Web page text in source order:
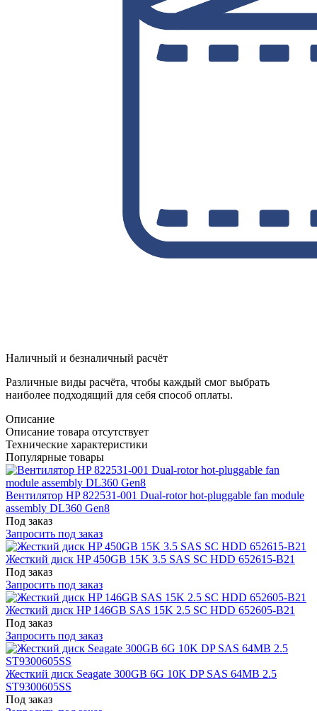
Наличный и безналичный расчёт
Различные виды расчёта, чтобы каждый смог выбрать
наиболее подходящий для себя способ оплаты.
Описание
Описание товара отсутствует
Технические характеристики
Популярные товары
Вентилятор HP 822531-001 Dual-rotor hot-pluggable fan module
assembly DL360 Gen8
Под заказ
Запросить под заказ
Жесткий диск HP 450GB 15K 3.5 SAS SC HDD 652615-B21
Под заказ
Запросить под заказ
Жесткий диск HP 146GB SAS 15K 2.5 SC HDD 652605-B21
Под заказ
Запросить под заказ
Жесткий диск Seagate 300GB 6G 10K DP SAS 64MB 2.5
ST9300605SS
Под заказ